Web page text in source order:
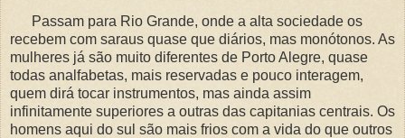
Passam para Rio Grande, onde a alta sociedade os
recebem com saraus quase que diários, mas monótonos. As
mulheres já são muito diferentes de Porto Alegre, quase
todas analfabetas, mais reservadas e pouco interagem,
quem dirá tocar instrumentos, mas ainda assim
infinitamente superiores a outras das capitanias centrais. Os
homens aqui do sul são mais frios com a vida do que outros